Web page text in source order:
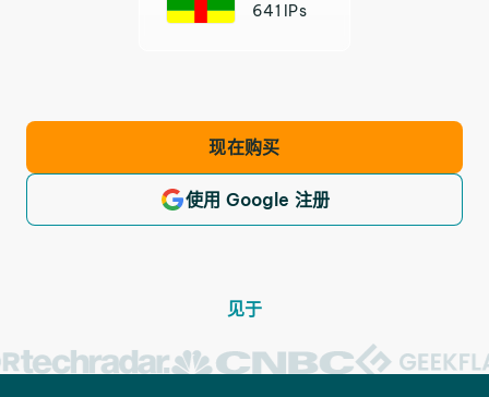
641 IPs
现在购买
使用 Google 注册
见于